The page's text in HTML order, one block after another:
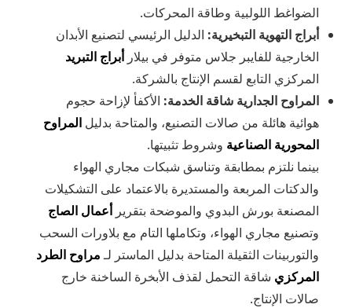
الضواغط اللولبية وطاقة المحركات.
أبراج التهوية التبخيرية: الدليل الرئيسي لتصنيع الأبدان
الخارجية للفايبر جلاس متوفر في بيلارأبراج التبريد
المركزي التابع لقسم الإنتاج بالشركة.
المراوح الجدارية شاقة الخدمة: الأكفأ لإزاحة حجوم
هوائية هائلة من صالات التصنيع، والمتاحة بدليلالمراوح
المحورية الصناعية وشروط تثبيتها.
بينما نلتزم بمطابقة وتناسق شبكات مجاري الهواء
والدكتات المربعة والمستديرة بالاعتماد على التشكيلات
المصنعة بورش البدوي والموضحة بتقريرأعمال الصاج
وتصنيع مجاري الهواء، وتكاملها التام مع بلاورات السحب
والتوربينات الثقيلة المتاحة بدليل الماستر لـمراوح الطرد
المركزي شاقة التحمل لقذف الأبخرة الساخنة خارج
صالات الإنتاج.